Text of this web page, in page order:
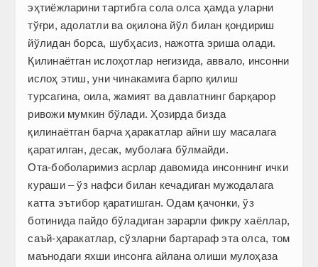
эҳтиёжларини тартибга сола олса ҳамда уларни
тўғри, адолатли ва оқилона йўл билан қондириш
йўлидан борса, шубҳасиз, нажотга эриша олади.
Қилинаётган ислоҳотлар негизида, аввало, инсонни
ислоҳ этиш, уни чинакамига барпо қилиш
турсагина, оила, жамият ва давлатнинг барқарор
ривожи мумкин бўлади. Ҳозирда бизда
қилинаётган барча ҳаракатлар айни шу масалага
қаратилган, десак, муболаға бўлмайди.
Ота-боболаримиз асрлар давомида инсоннинг ички
кураши – ўз нафси билан кечадиган мужодалага
катта эътибор қаратишган. Одам қачонки, ўз
ботинида пайдо бўладиган зарарли фикру хаёллар,
саъй-ҳаракатлар, сўзларни бартараф эта олса, том
маънодаги яхши инсонга айлана олиши мулоҳаза